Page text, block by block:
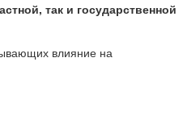
так и государственной
влияние на